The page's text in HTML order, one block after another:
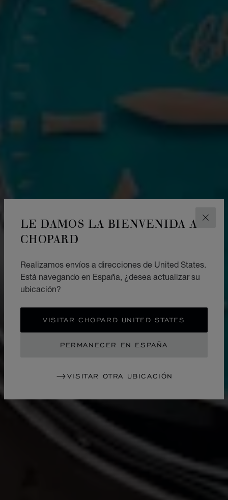
LE DAMOS LA BIENVENIDA A
CHOPARD
Realizamos envíos a direcciones de United States.
Está navegando en España, ¿desea actualizar su
ubicación?
VISITAR CHOPARD UNITED STATES
PERMANECER EN ESPAÑA
VISITAR OTRA UBICACIÓN